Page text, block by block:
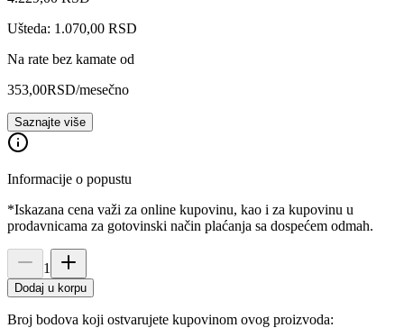
Ušteda: 1.070,00 RSD
Na rate bez kamate od
353,00RSD/mesečno
Saznajte više
Informacije o popustu
*Iskazana cena važi za online kupovinu, kao i za kupovinu u
prodavnicama za gotovinski način plaćanja sa dospećem odmah.
1
Dodaj u korpu
Broj bodova koji ostvarujete kupovinom ovog proizvoda: